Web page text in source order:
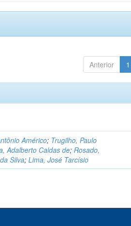
Anterior 1
Américo; Trugilho, Paulo
Adalberto Caldas de;Rosado,
Silva;Lima, José Tarcísio